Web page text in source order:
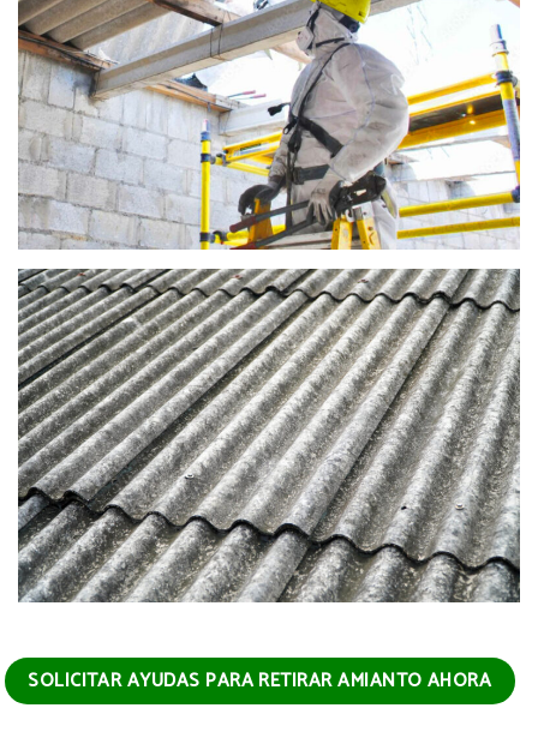
SOLICITAR AYUDAS PARA RETIRAR AMIANTO AHORA